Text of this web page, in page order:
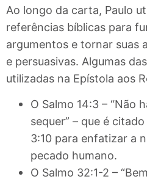
Ao longo da carta, Paulo
referências bíblicas para
argumentos e tornar suas
e persuasivas. Algumas
utilizadas na Epístola aos
O Salmo 14:3 – “Não
sequer” – que é
3:10 para enfatizar a
pecado humano.
O Salmo 32:1-2 –